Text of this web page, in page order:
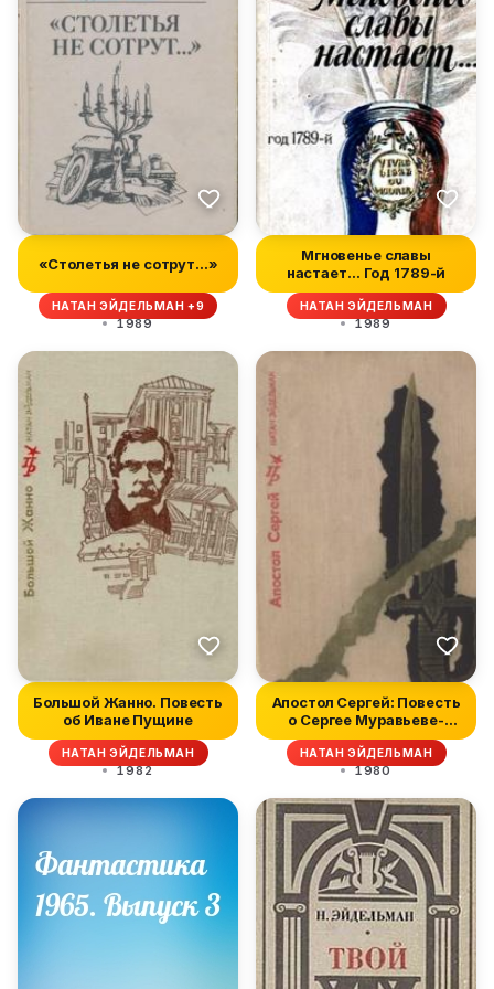
«Столетья не сотрут...»
НАТАН ЭЙДЕЛЬМАН +9
1989
Мгновенье славы
настает… Год 1789-й
НАТАН ЭЙДЕЛЬМАН
1989
Большой Жанно. Повесть
об Иване Пущине
НАТАН ЭЙДЕЛЬМАН
1982
Апостол Сергей: Повесть
о Сергее Муравьеве-
Апостол...
НАТАН ЭЙДЕЛЬМАН
1980